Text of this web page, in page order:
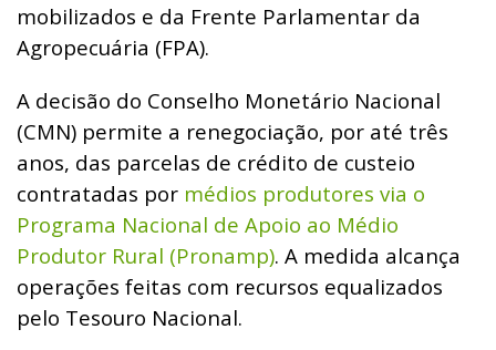
mobilizados e da Frente Parlamentar da
Agropecuária (FPA).
A decisão do Conselho Monetário Nacional
(CMN) permite a renegociação, por até três
anos, das parcelas de crédito de custeio
contratadas por médios produtores via o
Programa Nacional de Apoio ao Médio
Produtor Rural (Pronamp). A medida alcança
operações feitas com recursos equalizados
pelo Tesouro Nacional.